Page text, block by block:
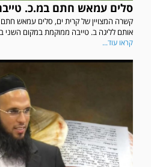
סלים עמאש חתם במ.כ.
קשרה המצויין של קרית ים, סלים עמאש
אותם לליגה ב. טייבה ממוקמת במקום השני
קראו עוד...